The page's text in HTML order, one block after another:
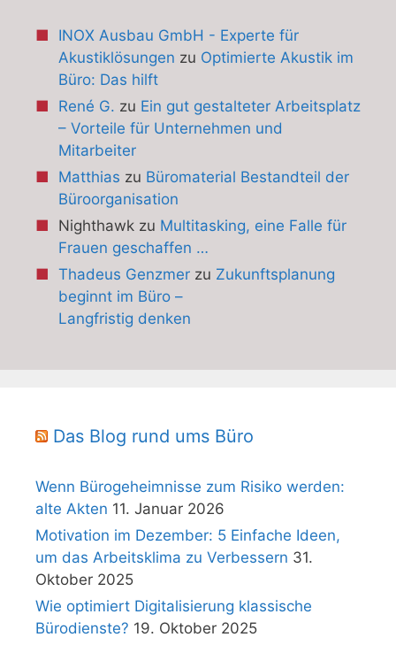
INOX Ausbau GmbH - Experte für
Akustiklösungen zu Optimierte Akustik im
Büro: Das hilft
René G. zu Ein gut gestalteter Arbeitsplatz
– Vorteile für Unternehmen und
Mitarbeiter
Matthias zu Büromaterial Bestandteil der
Büroorganisation
Nighthawkzu Multitasking, eine Falle für
Frauen geschaffen …
Thadeus Genzmerzu Zukunftsplanung
beginnt im Büro –
Langfristig denken
Das Blog rund ums Büro
Wenn Bürogeheimnisse zum Risiko werden:
alte Akten 11. Januar 2026
Motivation im Dezember: 5 Einfache Ideen,
um das Arbeitsklima zu Verbessern 31.
Oktober 2025
Wie optimiert Digitalisierung klassische
Bürodienste? 19. Oktober 2025